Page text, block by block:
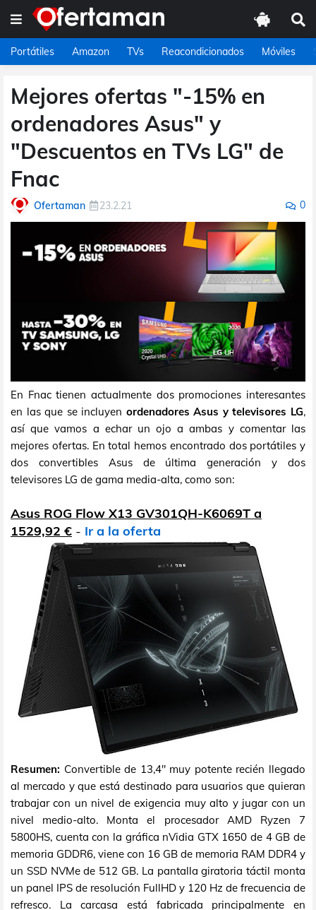
Portátiles Amazon TVs Reacondicionados Móviles
Mejores ofertas "-15% en
ordenadores Asus" y
"Descuentos en TVs LG" de
Fnac
Ofertaman 23.2.21 0
En Fnac tienen actualmente dos promociones interesantes
en las que se incluyen ordenadores Asus y televisores LG,
así que vamos a echar un ojo a ambas y comentar las
mejores ofertas. En total hemos encontrado dos portátiles y
dos convertibles Asus de última generación y dos
televisores LG de gama media-alta, como son:
Asus ROG Flow X13 GV301QH-K6069T a
1529,92 € - Ir a la oferta
Resumen: Convertible de 13,4" muy potente recién llegado
al mercado y que está destinado para usuarios que quieran
trabajar con un nivel de exigencia muy alto y jugar con un
nivel medio-alto. Monta el procesador AMD Ryzen 7
5800HS, cuenta con la gráfica nVidia GTX 1650 de 4 GB de
memoria GDDR6, viene con 16 GB de memoria RAM DDR4 y
un SSD NVMe de 512 GB. La pantalla giratoria táctil monta
un panel IPS de resolución FullHD y 120 Hz de frecuencia de
refresco. La carcasa está fabricada principalmente en